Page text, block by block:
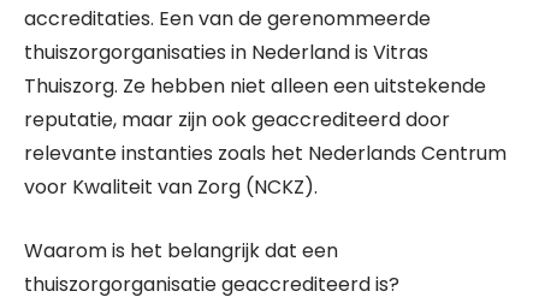
accreditaties. Een van de gerenommeerde
thuiszorgorganisaties in Nederland is Vitras
Thuiszorg. Ze hebben niet alleen een uitstekende
reputatie, maar zijn ook geaccrediteerd door
relevante instanties zoals het Nederlands Centrum
voor Kwaliteit van Zorg (NCKZ).
Waarom is het belangrijk dat een
thuiszorgorganisatie geaccrediteerd is?